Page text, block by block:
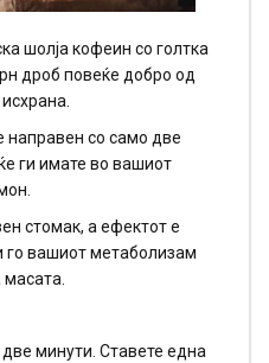
шолја кофеин со голтка
дроб повеќе добро од
направен со само две
ги имате во вашиот
стомак, а ефектот е
го вашиот метаболизам
минути. Ставете една